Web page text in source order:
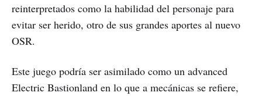
reinterpretados como la habilidad del personaje para
evitar ser herido, otro de sus grandes aportes al nuevo
OSR.
Este juego podría ser asimilado como un advanced
Electric Bastionland en lo que a mecánicas se refiere,